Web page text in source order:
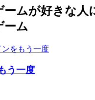
ームが好きな人
ーム
う一度